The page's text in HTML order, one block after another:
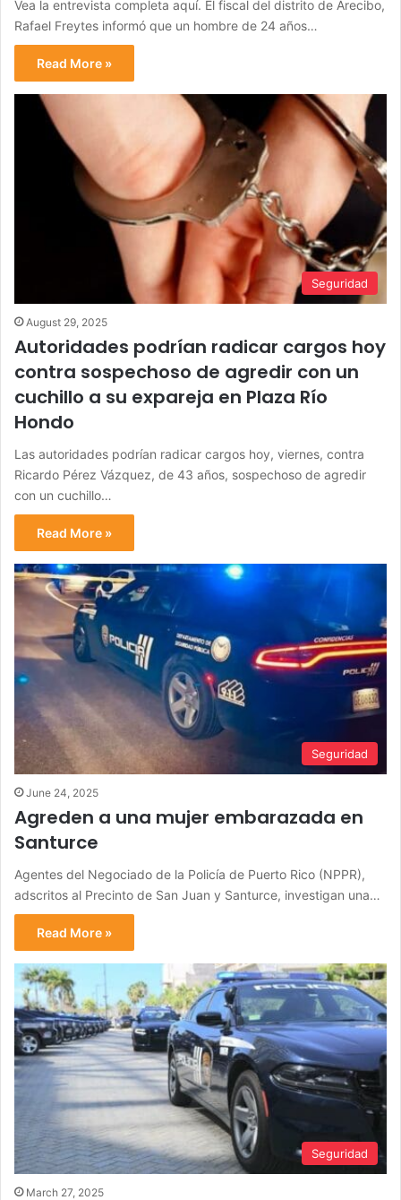
Vea la entrevista completa aquí. El fiscal del distrito de Arecibo,
Rafael Freytes informó que un hombre de 24 años…
Read More »
Seguridad
August 29, 2025
Autoridades podrían radicar cargos hoy
contra sospechoso de agredir con un
cuchillo a su expareja en Plaza Río
Hondo
Las autoridades podrían radicar cargos hoy, viernes, contra
Ricardo Pérez Vázquez, de 43 años, sospechoso de agredir
con un cuchillo…
Read More »
Seguridad
June 24, 2025
Agreden a una mujer embarazada en
Santurce
Agentes del Negociado de la Policía de Puerto Rico (NPPR),
adscritos al Precinto de San Juan y Santurce, investigan una…
Read More »
Seguridad
March 27, 2025